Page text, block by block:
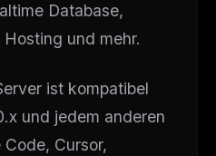
Database,
und mehr.
ist kompatibel
und jedem anderen
Cursor,